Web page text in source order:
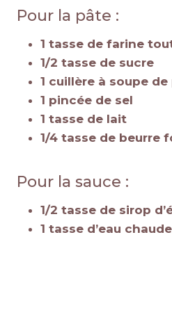
Pour la pâte :
1 tasse de farine
1/2 tasse de sucre
1 cuillère à soupe
1 pincée de sel
1 tasse de lait
1/4 tasse de beurre
Pour la sauce :
1/2 tasse de sirop
1 tasse d’eau chaude